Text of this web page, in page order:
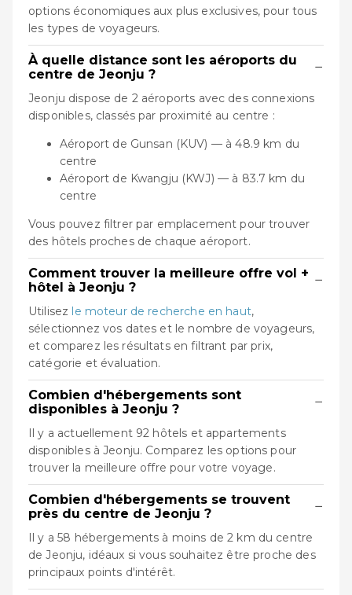
options économiques aux plus exclusives, pour tous
les types de voyageurs.
À quelle distance sont les aéroports du
centre de Jeonju ?
−
Jeonju dispose de 2 aéroports avec des connexions
disponibles, classés par proximité au centre :
Aéroport de Gunsan (KUV) — à 48.9 km du
centre
Aéroport de Kwangju (KWJ) — à 83.7 km du
centre
Vous pouvez filtrer par emplacement pour trouver
des hôtels proches de chaque aéroport.
Comment trouver la meilleure offre vol +
hôtel à Jeonju ?
−
Utilisez le moteur de recherche en haut,
sélectionnez vos dates et le nombre de voyageurs,
et comparez les résultats en filtrant par prix,
catégorie et évaluation.
Combien d'hébergements sont
disponibles à Jeonju ?
−
Il y a actuellement 92 hôtels et appartements
disponibles à Jeonju. Comparez les options pour
trouver la meilleure offre pour votre voyage.
Combien d'hébergements se trouvent
près du centre de Jeonju ?
−
Il y a 58 hébergements à moins de 2 km du centre
de Jeonju, idéaux si vous souhaitez être proche des
principaux points d'intérêt.